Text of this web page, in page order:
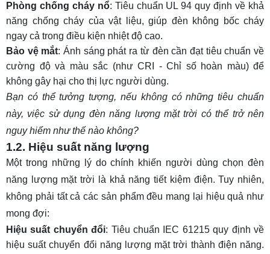
Phòng chống cháy nổ: Tiêu chuẩn UL 94 quy định về khả
năng chống cháy của vật liệu, giúp đèn không bốc cháy
ngay cả trong điều kiện nhiệt độ cao.
Bảo vệ mắt: Ánh sáng phát ra từ đèn cần đạt tiêu chuẩn về
cường độ và màu sắc (như CRI - Chỉ số hoàn màu) để
không gây hại cho thị lực người dùng.
Bạn có thể tưởng tượng, nếu không có những tiêu chuẩn
này, việc sử dụng đèn năng lượng mặt trời có thể trở nên
nguy hiểm như thế nào không?
1.2. Hiệu suất năng lượng
Một trong những lý do chính khiến người dùng chọn đèn
năng lượng mặt trời là khả năng tiết kiệm điện. Tuy nhiên,
không phải tất cả các sản phẩm đều mang lại hiệu quả như
mong đợi:
Hiệu suất chuyển đổi: Tiêu chuẩn IEC 61215quy định về
hiệu suất chuyển đổi năng lượng mặt trời thành điện năng.